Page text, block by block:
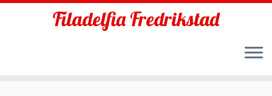
Filadelfia Fredrikstad